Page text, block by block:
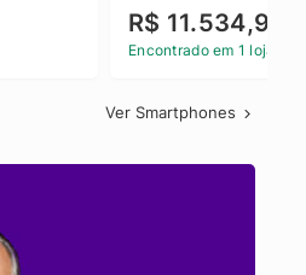
R$ 11.534,90
Encontrado em 1 loja
Ver Smartphones